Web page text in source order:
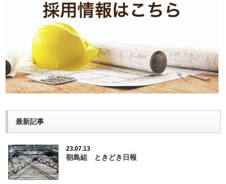
最新記事
23.07.13
朝島組 ときどき日報